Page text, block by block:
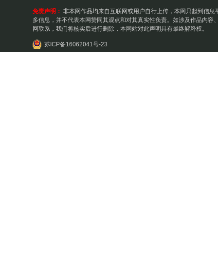
免责声明： 非本网作品均来自互联网或用户自行上传，本网只起到信息
多信息，并不代表本网赞同其观点和对其真实性负责。如涉及作品内容
网联系，我们将核实后进行删除，本网站对此声明具有最终解释权。
苏ICP备16062041号-23